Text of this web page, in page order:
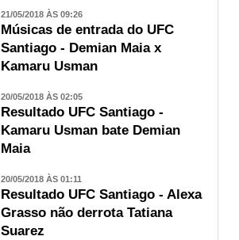
21/05/2018 ÀS 09:26
Músicas de entrada do UFC
Santiago - Demian Maia x
Kamaru Usman
20/05/2018 ÀS 02:05
Resultado UFC Santiago -
Kamaru Usman bate Demian
Maia
20/05/2018 ÀS 01:11
Resultado UFC Santiago - Alexa
Grasso não derrota Tatiana
Suarez